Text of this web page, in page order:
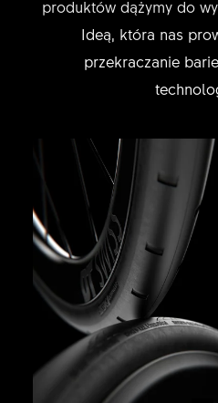
produktów dążymy do
Ideą, która nas
przekraczanie